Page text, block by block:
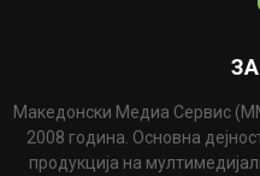
Македонски Медиа Сервис
2008 година. Основна
продукција на